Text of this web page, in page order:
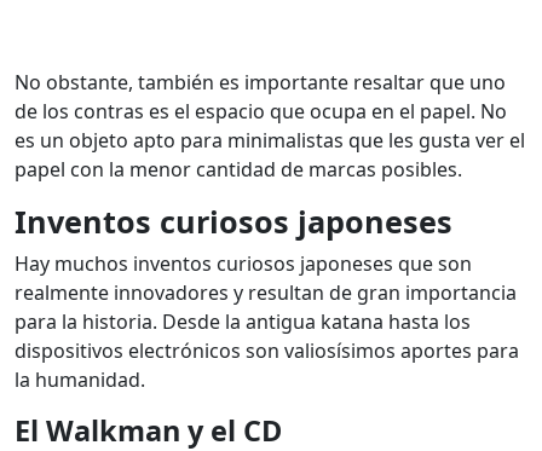
No obstante, también es importante resaltar que uno
de los contras es el espacio que ocupa en el papel. No
es un objeto apto para minimalistas que les gusta ver el
papel con la menor cantidad de marcas posibles.
Inventos curiosos japoneses
Hay muchos inventos curiosos japoneses que son
realmente innovadores y resultan de gran importancia
para la historia. Desde la antigua katana hasta los
dispositivos electrónicos son valiosísimos aportes para
la humanidad.
El Walkman y el CD